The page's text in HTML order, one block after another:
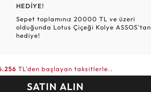
HEDİYE!
Sepet toplamınız 20000 TL ve üzeri
olduğunda Lotus Çiçeği Kolye ASSOS'tan
hediye!
TL'den başlayan taksitlerle..
SATIN ALIN